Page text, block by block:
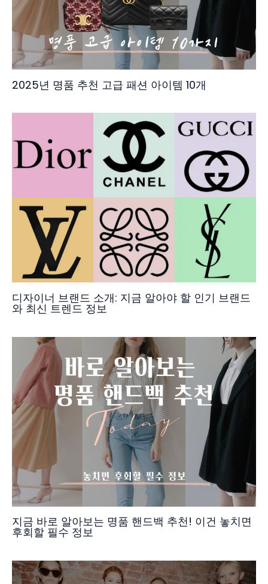
2025년 명품 추천 고급 패션 아이템 10개
디자이너 브랜드 소개: 지금 알아야 할 인기 브랜드
와 최신 트렌드 정보
지금 바로 알아보는 명품 핸드백 추천! 이건 놓치면
후회할 필수 정보